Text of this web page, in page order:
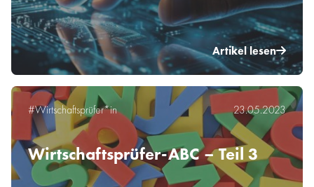
Artikel lesen
#Wirtschaftsprüfer*in 23.05.2023
Wirtschaftsprüfer-ABC – Teil 3